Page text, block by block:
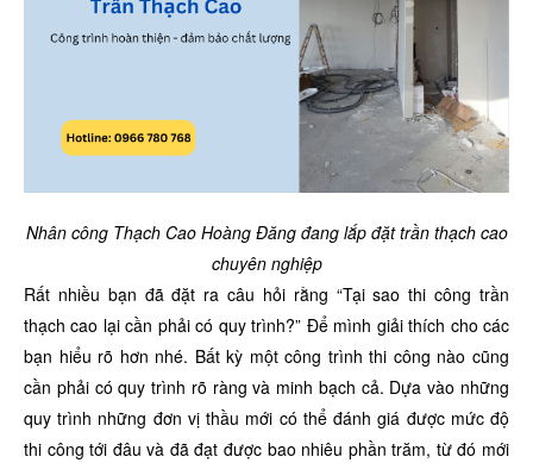
Nhân công Thạch Cao Hoàng Đăng đang lắp đặt trần thạch cao
chuyên nghiệp
Rất nhiều bạn đã đặt ra câu hỏi rằng “Tại sao thi công trần
thạch cao lại cần phải có quy trình?” Để mình giải thích cho các
bạn hiểu rõ hơn nhé. Bất kỳ một công trình thi công nào cũng
cần phải có quy trình rõ ràng và minh bạch cả. Dựa vào những
quy trình những đơn vị thầu mới có thể đánh giá được mức độ
thi công tới đâu và đã đạt được bao nhiêu phần trăm, từ đó mới